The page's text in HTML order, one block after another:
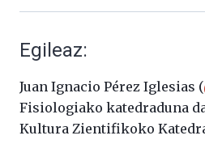
Egileaz:
Juan Ignacio Pérez Iglesias (
Fisiologiako katedraduna
Kultura Zientifikoko